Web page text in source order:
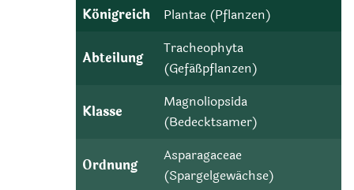
Königreich Plantae (Pflanzen)
Abteilung
Tracheophyta
(Gefäßpflanzen)
Klasse
Magnoliopsida
(Bedecktsamer)
Ordnung
Asparagaceae
(Spargelgewächse)